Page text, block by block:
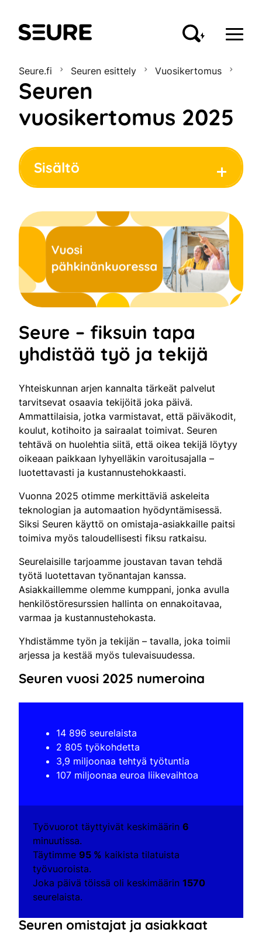
Seure
Seure.fi Seuren esittely Vuosikertomus
Seuren
vuosikertomus 2025
Sisältö
Seure – fiksuin tapa
yhdistää työ ja tekijä
Yhteiskunnan arjen kannalta tärkeät palvelut
tarvitsevat osaavia tekijöitä joka päivä.
Ammattilaisia, jotka varmistavat, että päiväkodit,
koulut, kotihoito ja sairaalat toimivat. Seuren
tehtävä on huolehtia siitä, että oikea tekijä löytyy
oikeaan paikkaan lyhyelläkin varoitusajalla –
luotettavasti ja kustannustehokkaasti.
Vuonna 2025 otimme merkittäviä askeleita
teknologian ja automaation hyödyntämisessä.
Siksi Seuren käyttö on omistaja-asiakkaille paitsi
toimiva myös taloudellisesti fiksu ratkaisu.
Seurelaisille tarjoamme joustavan tavan tehdä
työtä luotettavan työnantajan kanssa.
Asiakkaillemme olemme kumppani, jonka avulla
henkilöstöresurssien hallinta on ennakoitavaa,
varmaa ja kustannustehokasta.
Yhdistämme työn ja tekijän – tavalla, joka toimii
arjessa ja kestää myös tulevaisuudessa.
Seuren vuosi 2025 numeroina
14 896 seurelaista
2 805 työkohdetta
3,9 miljoonaa tehtyä työtuntia
107 miljoonaa euroa liikevaihtoa
Työvuorot täyttyivät keskimäärin 6
minuutissa.
Täytimme 95 % kaikista tilatuista
työvuoroista.
Joka päivä töissä oli keskimäärin 1570
seurelaista.
Seuren omistajat ja asiakkaat